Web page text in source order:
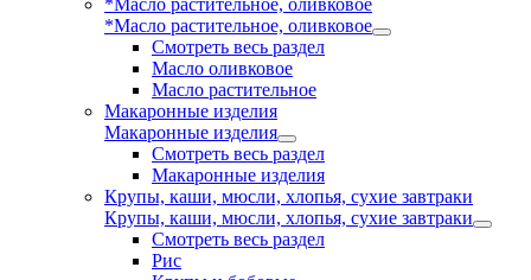
*Масло растительное, оливковое
*Масло растительное, оливковое
Смотреть весь раздел
Масло оливковое
Масло растительное
Макаронные изделия
Макаронные изделия
Смотреть весь раздел
Макаронные изделия
Крупы, каши, мюсли, хлопья, сухие завтраки
Крупы, каши, мюсли, хлопья, сухие завтраки
Смотреть весь раздел
Рис